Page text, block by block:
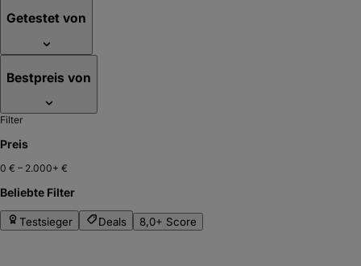
Getestet von
Bestpreis von
Filter
Preis
0 € – 2.000+ €
Beliebte Filter
Testsieger Deals 8,0+ Score